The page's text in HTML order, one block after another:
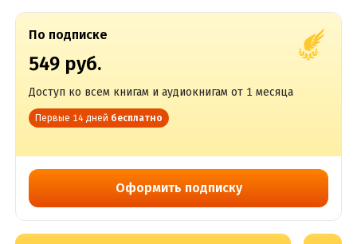
По подписке
549 руб.
Доступ ко всем книгам и аудиокнигам от 1 месяца
Первые 14 дней бесплатно
Оформить подписку